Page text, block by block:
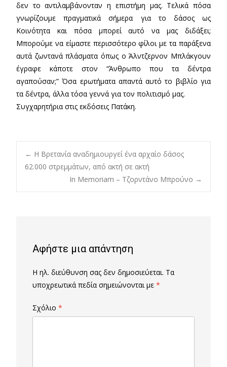
δεν το αντιλαμβάνονταν η επιστήμη μας. Τελικά πόσα
γνωρίζουμε πραγματικά σήμερα για το δάσος ως
Κοινότητα και πόσα μπορεί αυτό να μας διδάξει;
Μπορούμε να είμαστε περισσότερο φίλοι με τα παράξενα
αυτά ζωντανά πλάσματα όπως ο Άλντζερνον Μπλάκγουν
έγραφε κάποτε στον “Άνθρωπο που τα δέντρα
αγαπούσαν;” Όσα ερωτήματα απαντά αυτό το βιβλίο για
τα δέντρα, άλλα τόσα γεννά για τον πολιτισμό μας.
Συγχαρητήρια στις εκδόσεις Πατάκη.
Post
navigation
← Η Βρετανία αναδημιουργεί ένα αρχαίο δάσος
62.000 στρεμμάτων, από ακτή σε ακτή
In Memoriam – Τζορντάνο Μπρούνο →
Αφήστε μια απάντηση
Η ηλ. διεύθυνση σας δεν δημοσιεύεται. Τα
υποχρεωτικά πεδία σημειώνονται με *
Σχόλιο *